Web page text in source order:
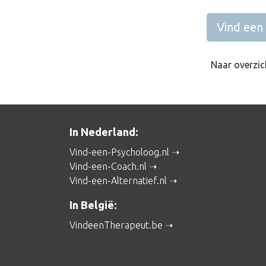
Vind
Naar
In Nederland:
Vind-een-Psycholoog.nl
Vind-een-Coach.nl
Vind-een-Alternatief.nl
In België:
VindeenTherapeut.be